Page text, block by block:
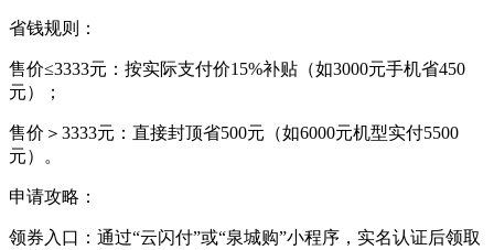
省钱规则：
售价≤3333元：按实际支付价15%补贴（如3000元手机省450
元）；
售价＞3333元：直接封顶省500元（如6000元机型实付5500
元）。
申请攻略：
领券入口：通过“云闪付”或“泉城购”小程序，实名认证后领取